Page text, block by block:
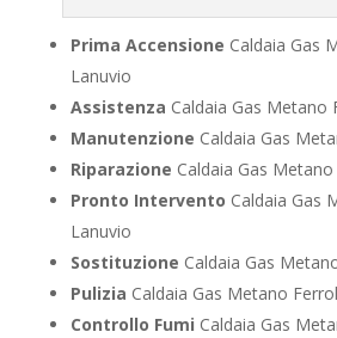
Prima Accensione Caldaia Gas
Lanuvio
Assistenza Caldaia Gas Metano
Manutenzione Caldaia Gas
Riparazione Caldaia Gas
Pronto Intervento Caldaia Gas
Lanuvio
Sostituzione Caldaia Gas
Pulizia Caldaia Gas Metano
Controllo Fumi Caldaia Gas